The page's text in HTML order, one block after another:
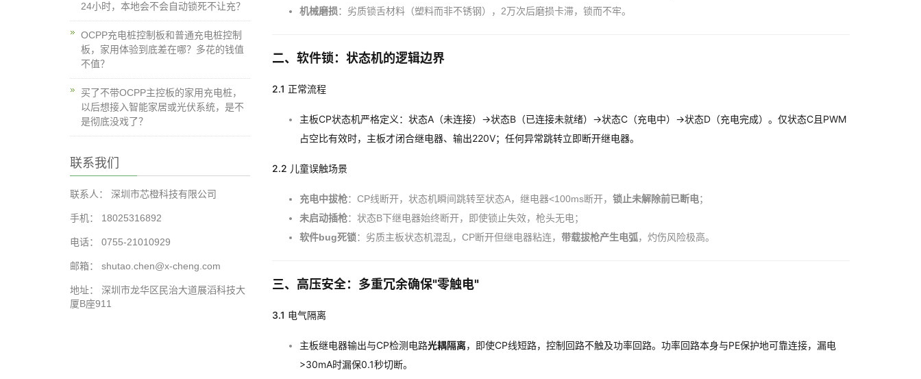
机械磨损：劣质锁舌材料（塑料而非不锈钢），2万次后磨损卡滞，锁而不牢。
二、软件锁：状态机的逻辑边界
2.1 正常流程
主板CP状态机严格定义：状态A（未连接）→状态B（已连接未就绪）→状态C（充电中）→状态D（充电完成）。仅状态C且PWM
占空比有效时，主板才闭合继电器、输出220V；任何异常跳转立即断开继电器。
2.2 儿童误触场景
充电中拔枪：CP线断开，状态机瞬间跳转至状态A，继电器<100ms断开， 锁止未解除前已断电；
未启动插枪：状态B下继电器始终断开，即使锁止失效，枪头无电；
软件bug死锁：劣质主板状态机混乱，CP断开但继电器粘连， 带载拔枪产生电弧，灼伤风险极高。
三、高压安全：多重冗余确保"零触电"
3.1 电气隔离
主板继电器输出与CP检测电路光耦隔离，即使CP线短路，控制回路不触及功率回路。功率回路本身与PE保护地可靠连接，漏电
>30mA时漏保0.1秒切断。
24小时，本地会不会自动锁死不让充？
OCPP充电桩控制板和普通充电桩控制
板，家用体验到底差在哪？多花的钱值
不值？
买了不带OCPP主控板的家用充电桩，
以后想接入智能家居或光伏系统，是不
是彻底没戏了？
联系我们
联系人： 深圳市芯橙科技有限公司
手机： 18025316892
电话： 0755-21010929
邮箱： shutao.chen@x-cheng.com
地址： 深圳市龙华区民治大道展滔科技大
厦B座911